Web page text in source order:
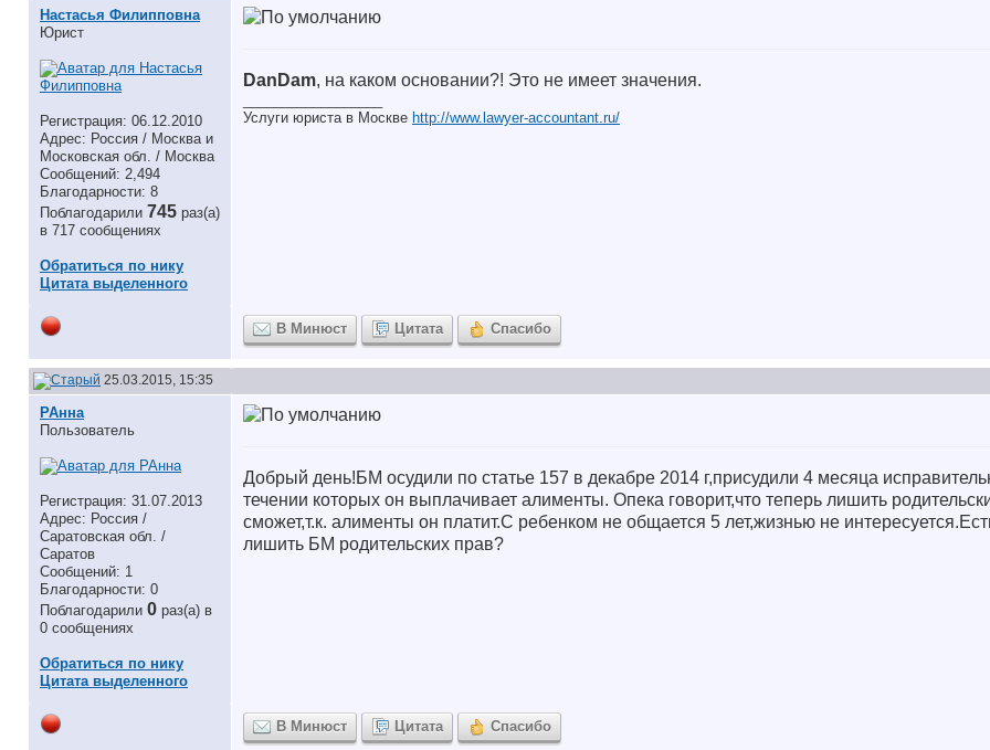
Настасья Филипповна
Юрист
Регистрация: 06.12.2010
Адрес: Россия / Москва и
Московская обл. / Москва
Сообщений: 2,494
Благодарности: 8
Поблагодарили 745 раз(а)
в 717 сообщениях
Обратиться по нику
Цитата выделенного
DanDam, на каком основании?! Это не имеет значения.
Услуги юриста в Москве http://www.lawyer-accountant.ru/
В Минюст Цитата Спасибо
25.03.2015, 15:35
РАнна
Пользователь
Регистрация: 31.07.2013
Адрес: Россия /
Саратовская обл. /
Саратов
Сообщений: 1
Благодарности: 0
Поблагодарили 0 раз(а) в
0 сообщениях
Обратиться по нику
Цитата выделенного
Добрый день!БМ осудили по статье 157 в декабре 2014 г,присудили 4 месяца
течении которых он выплачивает алименты. Опека говорит,что теперь лишить
сможет,т.к. алименты он платит.С ребенком не общается 5 лет,жизнью не
лишить БМ родительских прав?
В Минюст Цитата Спасибо